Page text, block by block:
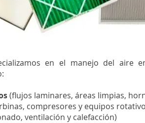
, ULPA , W ,
en el manejo del aire
(flujos laminares, áreas limpias,
compresores y equipos
ventilación y calefacción)